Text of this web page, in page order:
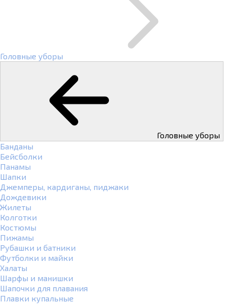
Головные уборы
Головные уборы
Банданы
Бейсболки
Панамы
Шапки
Джемперы, кардиганы, пиджаки
Дождевики
Жилеты
Колготки
Костюмы
Пижамы
Рубашки и батники
Футболки и майки
Халаты
Шарфы и манишки
Шапочки для плавания
Плавки купальные